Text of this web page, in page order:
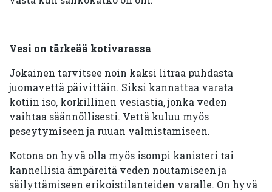
Vesi on tärkeää kotivarassa
Jokainen tarvitsee noin kaksi litraa puhdasta
juomavettä päivittäin. Siksi kannattaa varata
kotiin iso, korkillinen vesiastia, jonka veden
vaihtaa säännöllisesti. Vettä kuluu myös
peseytymiseen ja ruuan valmistamiseen.
Kotona on hyvä olla myös isompi kanisteri tai
kannellisia ämpäreitä veden noutamiseen ja
säilyttämiseen erikoistilanteiden varalle. On hyvä